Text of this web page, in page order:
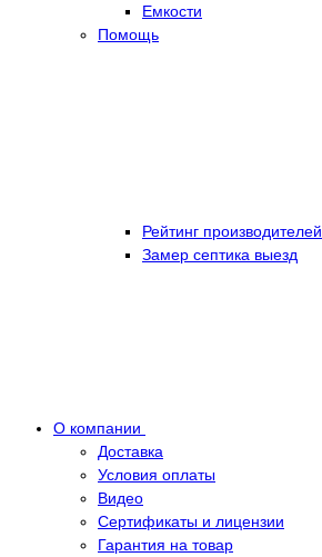
Емкости
Помощь
Рейтинг производителей
Замер септика выезд
О компании
Доставка
Условия оплаты
Видео
Сертификаты и лицензии
Гарантия на товар